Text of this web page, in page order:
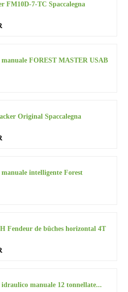
FM10D-7-TC Spaccalegna
manuale FOREST MASTER USAB
Original Spaccalegna
manuale intelligente Forest
Fendeur de bûches horizontal 4T
idraulico manuale 12 tonnellate...